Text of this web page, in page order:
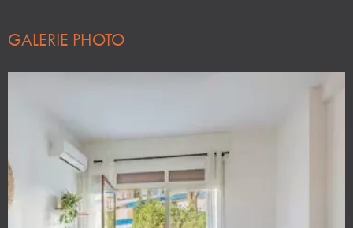
GALERIE PHOTO